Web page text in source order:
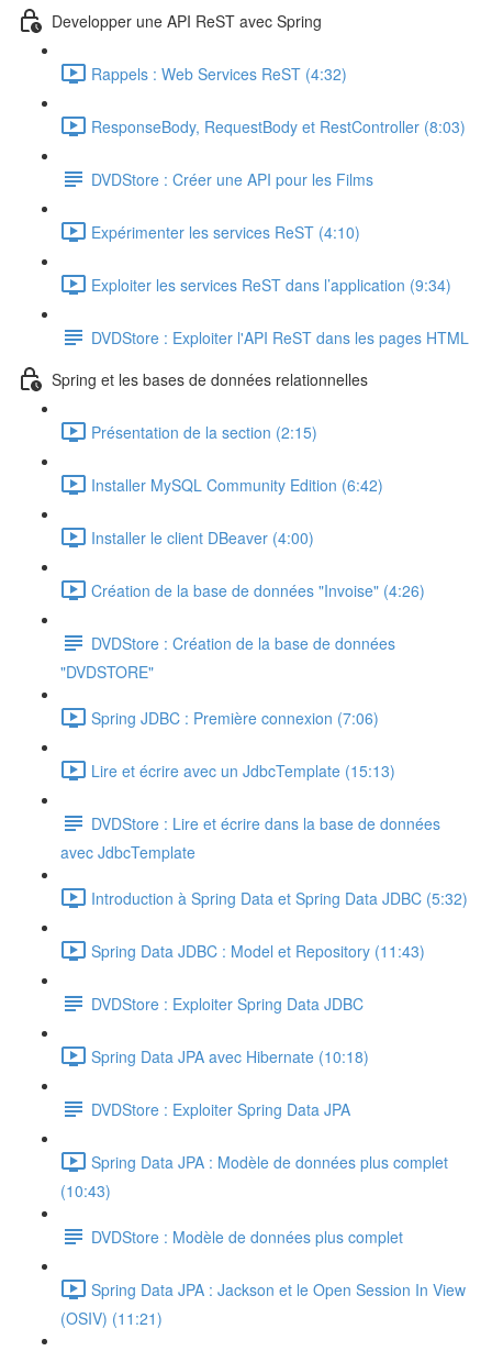
Developper une API ReST avec Spring
Rappels : Web Services ReST (4:32)
ResponseBody, RequestBody et RestController (8:03)
DVDStore : Créer une API pour les Films
Expérimenter les services ReST (4:10)
Exploiter les services ReST dans l’application (9:34)
DVDStore : Exploiter l'API ReST dans les pages HTML
Spring et les bases de données relationnelles
Présentation de la section (2:15)
Installer MySQL Community Edition (6:42)
Installer le client DBeaver (4:00)
Création de la base de données "Invoise" (4:26)
DVDStore : Création de la base de données
"DVDSTORE"
Spring JDBC : Première connexion (7:06)
Lire et écrire avec un JdbcTemplate (15:13)
DVDStore : Lire et écrire dans la base de données
avec JdbcTemplate
Introduction à Spring Data et Spring Data JDBC (5:32)
Spring Data JDBC : Model et Repository (11:43)
DVDStore : Exploiter Spring Data JDBC
Spring Data JPA avec Hibernate (10:18)
DVDStore : Exploiter Spring Data JPA
Spring Data JPA : Modèle de données plus complet
(10:43)
DVDStore : Modèle de données plus complet
Spring Data JPA : Jackson et le Open Session In View
(OSIV) (11:21)